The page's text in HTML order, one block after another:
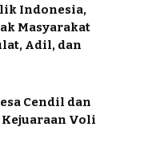
Indonesia,
Masyarakat
Adil, dan
Cendil dan
Kejuaraan Voli